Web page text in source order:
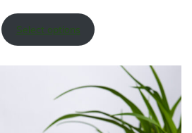
Select options